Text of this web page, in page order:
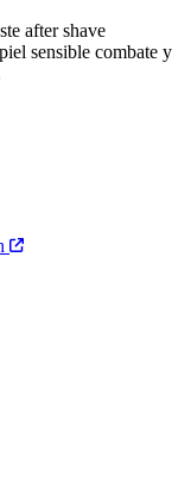
after shave
sensible combate y